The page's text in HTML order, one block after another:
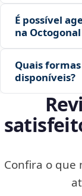
É possível
na Octogonal
Quais
disponíveis?
Confira o que